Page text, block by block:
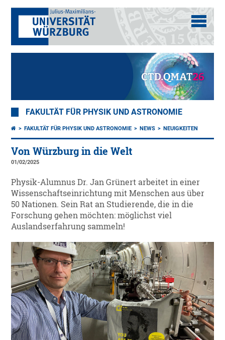
FAKULTÄT FÜR PHYSIK UND ASTRONOMIE
FAKULTÄT FÜR PHYSIK UND ASTRONOMIE NEWS NEUIGKEITEN
Von Würzburg in die Welt
01/02/2025
Physik-Alumnus Dr. Jan Grünert arbeitet in einer
Wissenschaftseinrichtung mit Menschen aus über
50 Nationen. Sein Rat an Studierende, die in die
Forschung gehen möchten: möglichst viel
Auslandserfahrung sammeln!